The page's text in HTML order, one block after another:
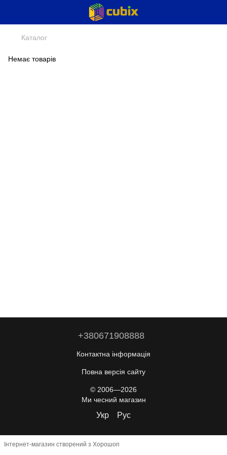
Каталог
Немає товарів
+380671908888
Контактна інформація
Повна версія сайту
© 2006—2026
Ми чесний магазин
Укр Рус
Інтернет-магазин створений з Хорошоп